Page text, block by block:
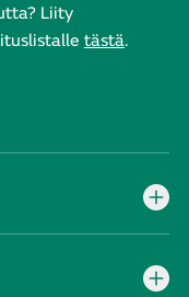
Liity
tästä.